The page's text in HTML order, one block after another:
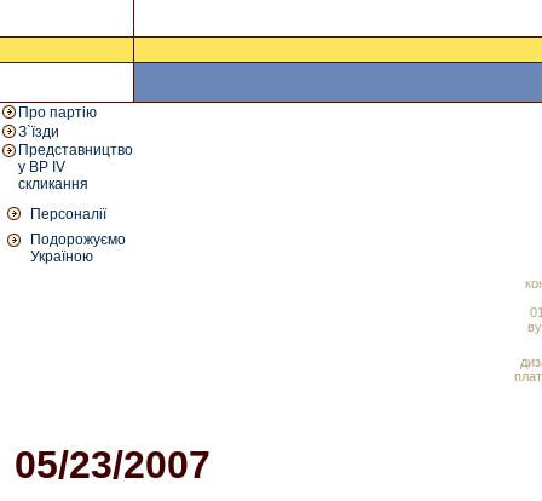
Про партію
З`їзди
Представництво
у ВР IV
скликання
Персоналії
Подорожуємо
Україною
05/23/2007